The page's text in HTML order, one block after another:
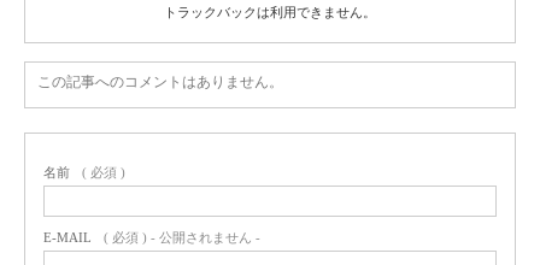
トラックバックは利用できません。
この記事へのコメントはありません。
名前 ( 必須 )
E-MAIL ( 必須 ) - 公開されません -